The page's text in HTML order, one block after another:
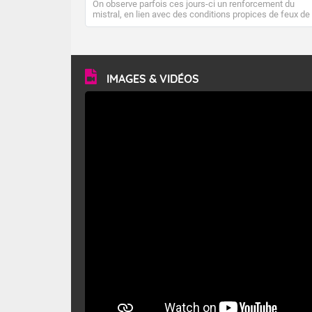
On observe parfois ces jours-ci un renforcement du
mistral, en lien avec des conditions propices de feux de
forêt. Mais qu'est-ce que le mistral ? Quelles sont ses
vitesse moyenne de 50 km/h et atteindre 80 à 100 km/h
en rafales, parfois davantage. Il parcourt la basse vallée
du Rhône et la Provence et envahit le littoral
méditerranéen à partir de la Camargue.
IMAGES & VIDÉOS